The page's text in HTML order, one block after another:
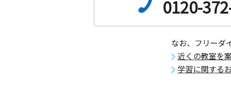
0120-
なお、フリーダ
近くの教室を
学習に関する